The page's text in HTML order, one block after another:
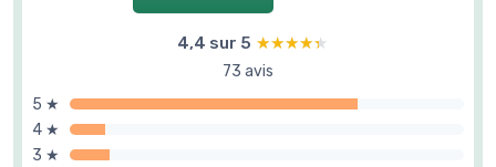
4,4 sur 5 ★★★★★
★★★★★
73 avis
5 ★
4 ★
3 ★